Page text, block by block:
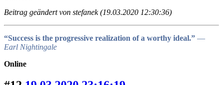
Beitrag geändert von stefanek (19.03.2020 12:30:36)
“Success is the progressive realization of a worthy ideal.” ―
Earl Nightingale
Online